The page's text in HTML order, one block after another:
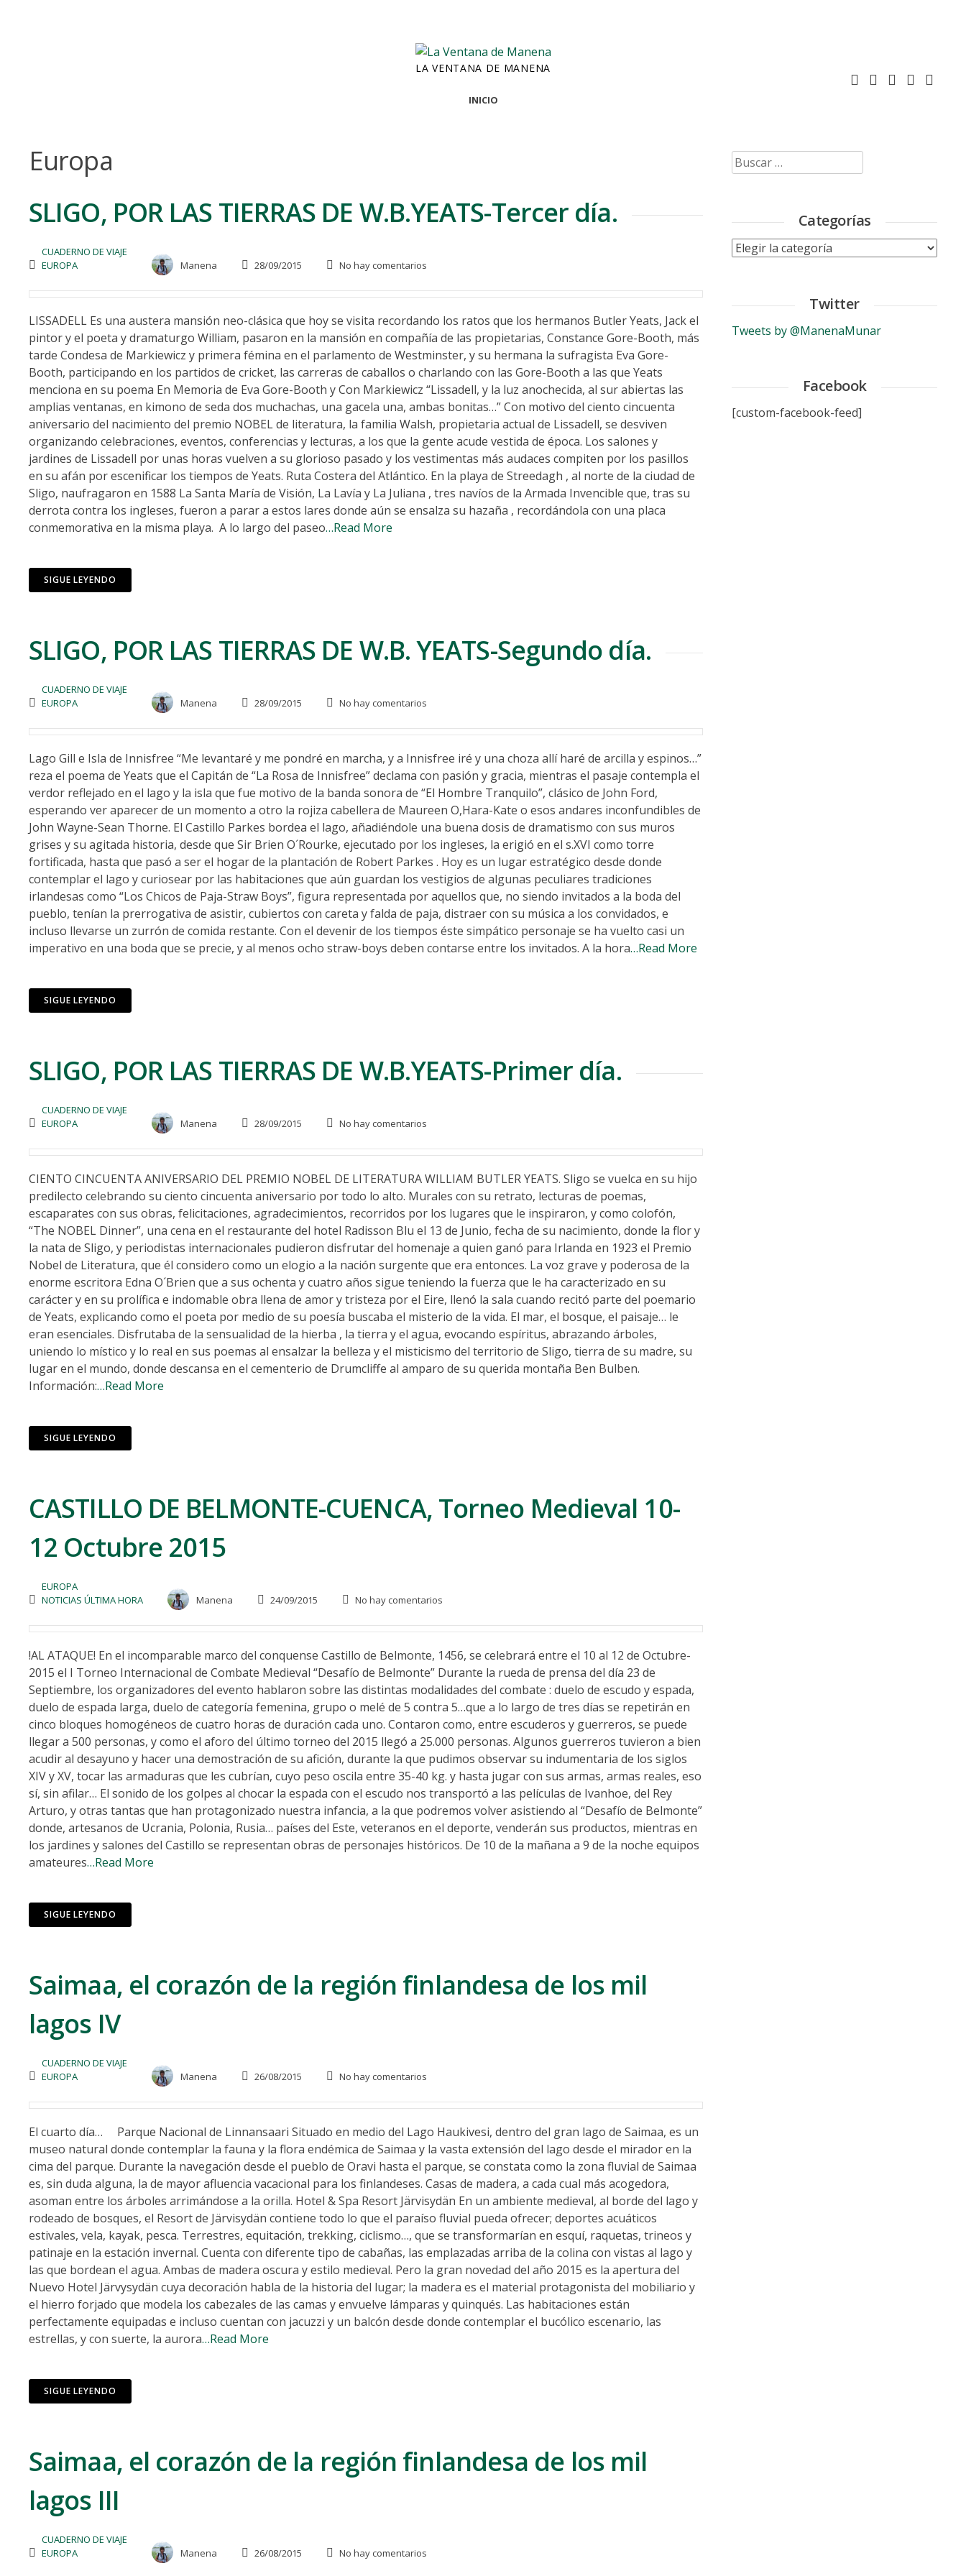
LA VENTANA DE MANENA
INICIO
Europa
SLIGO, POR LAS TIERRAS DE W.B.YEATS-Tercer día.
CUADERNO DE VIAJE
EUROPA
Manena 28/09/2015 No hay comentarios
LISSADELL Es una austera mansión neo-clásica que hoy se visita recordando los ratos que los hermanos Butler Yeats, Jack el
pintor y el poeta y dramaturgo William, pasaron en la mansión en compañía de las propietarias, Constance Gore-Booth, más
tarde Condesa de Markiewicz y primera fémina en el parlamento de Westminster, y su hermana la sufragista Eva Gore-
Booth, participando en los partidos de cricket, las carreras de caballos o charlando con las Gore-Booth a las que Yeats
menciona en su poema En Memoria de Eva Gore-Booth y Con Markiewicz “Lissadell, y la luz anochecida, al sur abiertas las
amplias ventanas, en kimono de seda dos muchachas, una gacela una, ambas bonitas…” Con motivo del ciento cincuenta
aniversario del nacimiento del premio NOBEL de literatura, la familia Walsh, propietaria actual de Lissadell, se desviven
organizando celebraciones, eventos, conferencias y lecturas, a los que la gente acude vestida de época. Los salones y
jardines de Lissadell por unas horas vuelven a su glorioso pasado y los vestimentas más audaces compiten por los pasillos
en su afán por escenificar los tiempos de Yeats. Ruta Costera del Atlántico. En la playa de Streedagh , al norte de la ciudad de
Sligo, naufragaron en 1588 La Santa María de Visión, La Lavía y La Juliana , tres navíos de la Armada Invencible que, tras su
derrota contra los ingleses, fueron a parar a estos lares donde aún se ensalza su hazaña , recordándola con una placa
conmemorativa en la misma playa. A lo largo del paseo…Read More
SIGUE LEYENDO
SLIGO, POR LAS TIERRAS DE W.B. YEATS-Segundo día.
CUADERNO DE VIAJE
EUROPA
Manena 28/09/2015 No hay comentarios
Lago Gill e Isla de Innisfree “Me levantaré y me pondré en marcha, y a Innisfree iré y una choza allí haré de arcilla y espinos…”
reza el poema de Yeats que el Capitán de “La Rosa de Innisfree” declama con pasión y gracia, mientras el pasaje contempla el
verdor reflejado en el lago y la isla que fue motivo de la banda sonora de “El Hombre Tranquilo”, clásico de John Ford,
esperando ver aparecer de un momento a otro la rojiza cabellera de Maureen O,Hara-Kate o esos andares inconfundibles de
John Wayne-Sean Thorne. El Castillo Parkes bordea el lago, añadiéndole una buena dosis de dramatismo con sus muros
grises y su agitada historia, desde que Sir Brien O´Rourke, ejecutado por los ingleses, la erigió en el s.XVI como torre
fortificada, hasta que pasó a ser el hogar de la plantación de Robert Parkes . Hoy es un lugar estratégico desde donde
contemplar el lago y curiosear por las habitaciones que aún guardan los vestigios de algunas peculiares tradiciones
irlandesas como “Los Chicos de Paja-Straw Boys”, figura representada por aquellos que, no siendo invitados a la boda del
pueblo, tenían la prerrogativa de asistir, cubiertos con careta y falda de paja, distraer con su música a los convidados, e
incluso llevarse un zurrón de comida restante. Con el devenir de los tiempos éste simpático personaje se ha vuelto casi un
imperativo en una boda que se precie, y al menos ocho straw-boys deben contarse entre los invitados. A la hora…Read More
SIGUE LEYENDO
SLIGO, POR LAS TIERRAS DE W.B.YEATS-Primer día.
CUADERNO DE VIAJE
EUROPA
Manena 28/09/2015 No hay comentarios
CIENTO CINCUENTA ANIVERSARIO DEL PREMIO NOBEL DE LITERATURA WILLIAM BUTLER YEATS. Sligo se vuelca en su hijo
predilecto celebrando su ciento cincuenta aniversario por todo lo alto. Murales con su retrato, lecturas de poemas,
escaparates con sus obras, felicitaciones, agradecimientos, recorridos por los lugares que le inspiraron, y como colofón,
“The NOBEL Dinner”, una cena en el restaurante del hotel Radisson Blu el 13 de Junio, fecha de su nacimiento, donde la flor y
la nata de Sligo, y periodistas internacionales pudieron disfrutar del homenaje a quien ganó para Irlanda en 1923 el Premio
Nobel de Literatura, que él considero como un elogio a la nación surgente que era entonces. La voz grave y poderosa de la
enorme escritora Edna O´Brien que a sus ochenta y cuatro años sigue teniendo la fuerza que le ha caracterizado en su
carácter y en su prolífica e indomable obra llena de amor y tristeza por el Eire, llenó la sala cuando recitó parte del poemario
de Yeats, explicando como el poeta por medio de su poesía buscaba el misterio de la vida. El mar, el bosque, el paisaje… le
eran esenciales. Disfrutaba de la sensualidad de la hierba , la tierra y el agua, evocando espíritus, abrazando árboles,
uniendo lo místico y lo real en sus poemas al ensalzar la belleza y el misticismo del territorio de Sligo, tierra de su madre, su
lugar en el mundo, donde descansa en el cementerio de Drumcliffe al amparo de su querida montaña Ben Bulben.
Información:…Read More
SIGUE LEYENDO
CASTILLO DE BELMONTE-CUENCA, Torneo Medieval 10-
12 Octubre 2015
EUROPA
NOTICIAS ÚLTIMA HORA
Manena 24/09/2015 No hay comentarios
!AL ATAQUE! En el incomparable marco del conquense Castillo de Belmonte, 1456, se celebrará entre el 10 al 12 de Octubre-
2015 el I Torneo Internacional de Combate Medieval “Desafío de Belmonte” Durante la rueda de prensa del día 23 de
Septiembre, los organizadores del evento hablaron sobre las distintas modalidades del combate : duelo de escudo y espada,
duelo de espada larga, duelo de categoría femenina, grupo o melé de 5 contra 5…que a lo largo de tres días se repetirán en
cinco bloques homogéneos de cuatro horas de duración cada uno. Contaron como, entre escuderos y guerreros, se puede
llegar a 500 personas, y como el aforo del último torneo del 2015 llegó a 25.000 personas. Algunos guerreros tuvieron a bien
acudir al desayuno y hacer una demostración de su afición, durante la que pudimos observar su indumentaria de los siglos
XIV y XV, tocar las armaduras que les cubrían, cuyo peso oscila entre 35-40 kg. y hasta jugar con sus armas, armas reales, eso
sí, sin afilar… El sonido de los golpes al chocar la espada con el escudo nos transportó a las películas de Ivanhoe, del Rey
Arturo, y otras tantas que han protagonizado nuestra infancia, a la que podremos volver asistiendo al “Desafío de Belmonte”
donde, artesanos de Ucrania, Polonia, Rusia… países del Este, veteranos en el deporte, venderán sus productos, mientras en
los jardines y salones del Castillo se representan obras de personajes históricos. De 10 de la mañana a 9 de la noche equipos
amateures…Read More
SIGUE LEYENDO
Saimaa, el corazón de la región finlandesa de los mil
lagos IV
CUADERNO DE VIAJE
EUROPA
Manena 26/08/2015 No hay comentarios
El cuarto día… Parque Nacional de Linnansaari Situado en medio del Lago Haukivesi, dentro del gran lago de Saimaa, es un
museo natural donde contemplar la fauna y la flora endémica de Saimaa y la vasta extensión del lago desde el mirador en la
cima del parque. Durante la navegación desde el pueblo de Oravi hasta el parque, se constata como la zona fluvial de Saimaa
es, sin duda alguna, la de mayor afluencia vacacional para los finlandeses. Casas de madera, a cada cual más acogedora,
asoman entre los árboles arrimándose a la orilla. Hotel & Spa Resort Järvisydän En un ambiente medieval, al borde del lago y
rodeado de bosques, el Resort de Järvisydän contiene todo lo que el paraíso fluvial pueda ofrecer; deportes acuáticos
estivales, vela, kayak, pesca. Terrestres, equitación, trekking, ciclismo…, que se transformarían en esquí, raquetas, trineos y
patinaje en la estación invernal. Cuenta con diferente tipo de cabañas, las emplazadas arriba de la colina con vistas al lago y
las que bordean el agua. Ambas de madera oscura y estilo medieval. Pero la gran novedad del año 2015 es la apertura del
Nuevo Hotel Järvysydän cuya decoración habla de la historia del lugar; la madera es el material protagonista del mobiliario y
el hierro forjado que modela los cabezales de las camas y envuelve lámparas y quinqués. Las habitaciones están
perfectamente equipadas e incluso cuentan con jacuzzi y un balcón desde donde contemplar el bucólico escenario, las
estrellas, y con suerte, la aurora…Read More
SIGUE LEYENDO
Saimaa, el corazón de la región finlandesa de los mil
lagos III
CUADERNO DE VIAJE
EUROPA
Manena 26/08/2015 No hay comentarios
Buscar:
Categorías
Categorías
Twitter
Tweets by @ManenaMunar
Facebook
[custom-facebook-feed]